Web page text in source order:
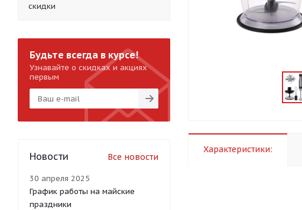
Характеристики:
скидки
Будьте всегда в курсе!
Узнавайте о скидках и акциях
первым
Новости Все новости
30 апреля 2025
График работы на майские
праздники